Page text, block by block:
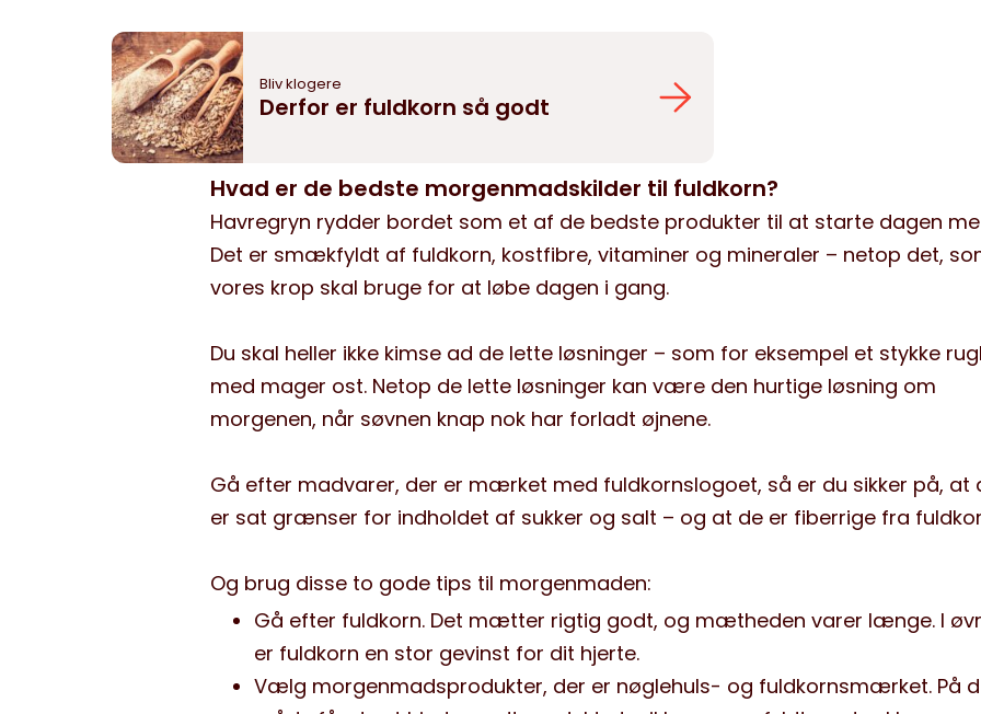
Bliv klogere
Derfor er fuldkorn så godt
Hvad er de bedste morgenmadskilder til fuldkorn?
Havregryn rydder bordet som et af de bedste produkter til at starte dagen
Det er smækfyldt af fuldkorn, kostfibre, vitaminer og mineraler – netop det,
vores krop skal bruge for at løbe dagen i gang.
Du skal heller ikke kimse ad de lette løsninger – som for eksempel et stykke
med mager ost. Netop de lette løsninger kan være den hurtige løsning om
morgenen, når søvnen knap nok har forladt øjnene.
Gå efter madvarer, der er mærket med fuldkornslogoet, så er du sikker på, at
er sat grænser for indholdet af sukker og salt – og at de er fiberrige fra
Og brug disse to gode tips til morgenmaden:
Gå efter fuldkorn. Det mætter rigtig godt, og mætheden varer længe. I
er fuldkorn en stor gevinst for dit hjerte.
Vælg morgenmadsprodukter, der er nøglehuls- og fuldkornsmærket. På